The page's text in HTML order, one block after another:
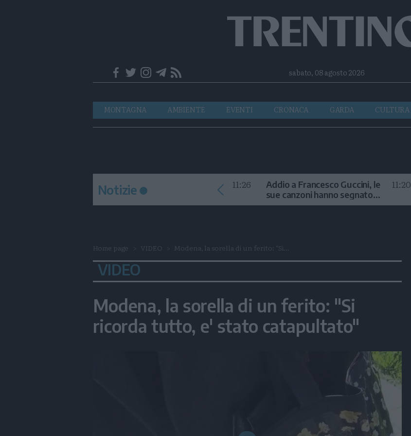
Telegram
RSSsabato, 08 agosto 2026
Navigazione
principale
MONTAGNA AMBIENTE EVENTI CRONACA GARDA CULTURA
Notizie 11:26
Addio a Francesco Guccini, le
sue canzoni hanno segnato
la storia
11:20
Home page VIDEO Modena, la sorella di un ferito: "Si...
VIDEO
Modena, la sorella di un ferito: "Si
ricorda tutto, e' stato catapultato"